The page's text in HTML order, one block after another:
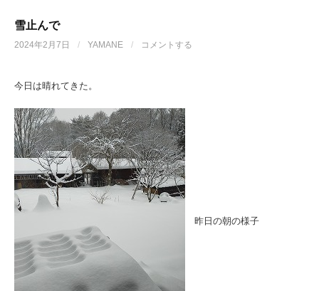
雪止んで
2024年2月7日 / YAMANE / コメントする
今日は晴れてきた。
昨日の朝の様子